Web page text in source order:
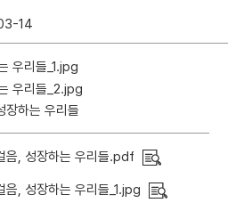
14
하는 우리들
음, 성장하는 우리들.pdf
음, 성장하는 우리들_1.jpg